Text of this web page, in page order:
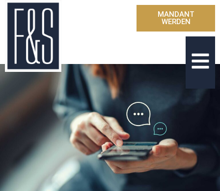
MANDANT
WERDEN